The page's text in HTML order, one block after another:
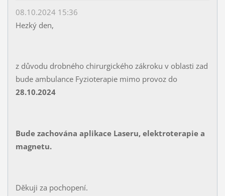
08.10.2024 15:36
Hezký den,
z důvodu drobného chirurgického zákroku v oblasti zad
bude ambulance Fyzioterapie mimo provoz do
28.10.2024
Bude zachována aplikace Laseru, elektroterapie a
magnetu.
Děkuji za pochopení.